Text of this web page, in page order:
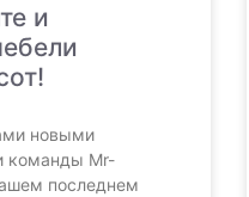
и
новыми
команды Mr-
последнем